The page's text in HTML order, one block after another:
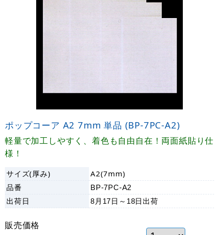
ポップコーア A2 7mm 単品 (BP-7PC-A2)
軽量で加工しやすく、着色も自由自在！両面紙貼り仕
様！
サイズ(厚み)
A2(7mm)
品番
BP-7PC-A2
出荷日 8月17日～18日 出荷
販売価格